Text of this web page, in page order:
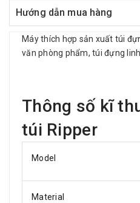
Hướng dẫn mua hàng
Máy thích hợp sản xuất túi
văn phòng phẩm, túi đựng
Thông số kĩ
túi Ripper
Model
Material